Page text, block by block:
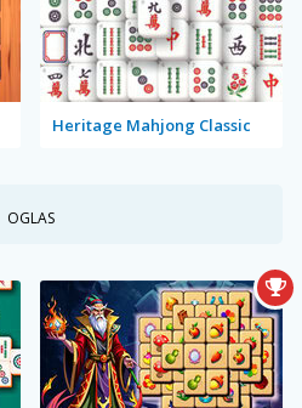
Heritage Mahjong Classic
OGLAS